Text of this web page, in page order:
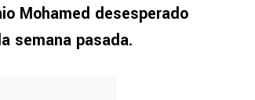
Mohamed desesperado
semana pasada.